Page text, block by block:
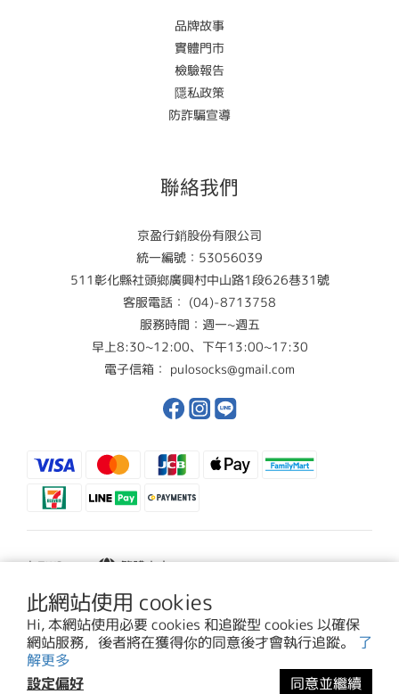
此網站使用 cookies
Hi, 本網站使用必要 cookies 和追蹤型 cookies 以確保
網站服務，後者將在獲得你的同意後才會執行追蹤。 了
解更多
設定偏好
同意並繼續
品牌故事
實體門市
檢驗報告
隱私政策
防詐騙宣導
聯絡我們
京盈行銷股份有限公司
統一編號：53056039
511彰化縣社頭鄉廣興村中山路1段626巷31號
客服電話： (04)-8713758
服務時間：週一~週五
早上8:30~12:00、下午13:00~17:30
電子信箱： pulosocks@gmail.com
$ TWD 繁體中文